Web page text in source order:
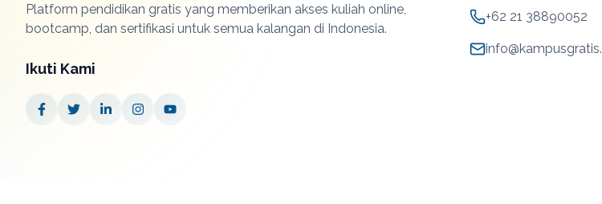
Platform pendidikan gratis yang memberikan akses kuliah online,
bootcamp, dan sertifikasi untuk semua kalangan di Indonesia.
Ikuti Kami
+62 21 38890052